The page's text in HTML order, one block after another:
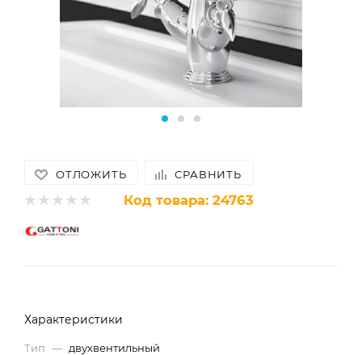
ОТЛОЖИТЬ СРАВНИТЬ
Код товара: 24763
Характеристики
Тип — двухвентильный